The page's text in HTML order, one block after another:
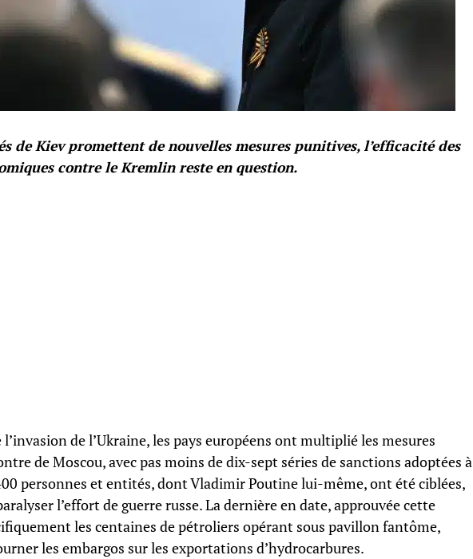
de Kiev promettent de nouvelles mesures punitives, l’efficacité des
contre le Kremlin reste en question.
de l’Ukraine, les pays européens ont multiplié les mesures
de Moscou, avec pas moins de dix-sept séries de sanctions adoptées à
personnes et entités, dont Vladimir Poutine lui-même, ont été ciblées,
l’effort de guerre russe. La dernière en date, approuvée cette
les centaines de pétroliers opérant sous pavillon fantôme,
les embargos sur les exportations d’hydrocarbures.